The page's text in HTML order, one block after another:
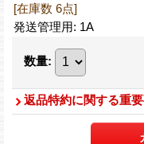
[在庫数 6点]
発送管理用: 1A
数量:
返品特約に関する重